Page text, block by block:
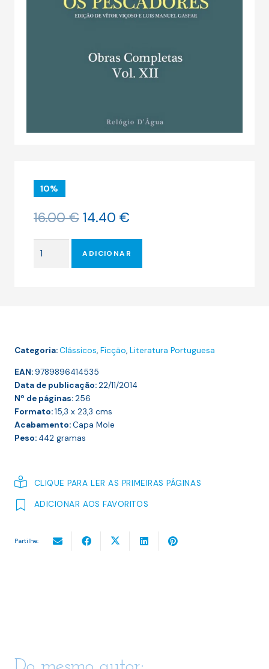
10%
16.00€ O
original
era:
16.00 €.
14.40 €
atual
é:
14.40 €.
ADICIONAR
Categoria:Clássicos, Ficção, Literatura Portuguesa
EAN:9789896414535
Data de publicação:22/11/2014
Nº de páginas:256
Formato:15,3 x 23,3 cms
Acabamento:Capa Mole
Peso: 442 gramas
CLIQUE PARA LER AS PRIMEIRAS PÁGINAS
ADICIONAR AOS FAVORITOS
Partilhe: